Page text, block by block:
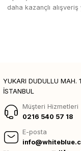
daha kazançlı alışveriş
YUKARI DUDULLU MAH.
İSTANBUL
Müşteri Hizmetleri
0216 540 57 18
E-posta